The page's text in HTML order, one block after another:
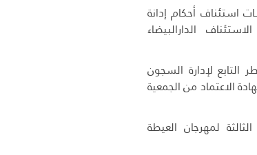
استئناف أحكام إدانة
الدارالبيضاء
التابع لإدارة السجون
الاعتماد من الجمعية
لمهرجان العيطة